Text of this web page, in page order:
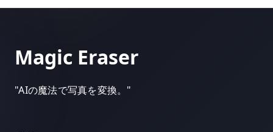
Magic Eraser
"AIの魔法で写真を変換。 "